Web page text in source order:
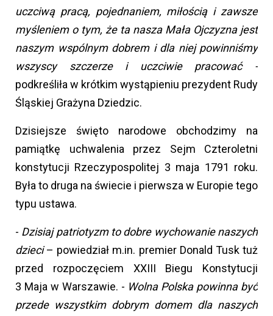
uczciwą pracą, pojednaniem, miłością i zawsze
myśleniem o tym, że ta nasza Mała Ojczyzna jest
naszym wspólnym dobrem i dla niej powinniśmy
wszyscy szczerze i uczciwie pracować -
podkreśliła w krótkim wystąpieniu prezydent Rudy
Śląskiej Grażyna Dziedzic.
Dzisiejsze święto narodowe obchodzimy na
pamiątkę uchwalenia przez Sejm Czteroletni
konstytucji Rzeczypospolitej 3 maja 1791 roku.
Była to druga na świecie i pierwsza w Europie tego
typu ustawa.
- Dzisiaj patriotyzm to dobre wychowanie naszych
dzieci– powiedział m.in. premier Donald Tusk tuż
przed rozpoczęciem XXIII Biegu Konstytucji
3 Maja w Warszawie. - Wolna Polska powinna być
przede wszystkim dobrym domem dla naszych